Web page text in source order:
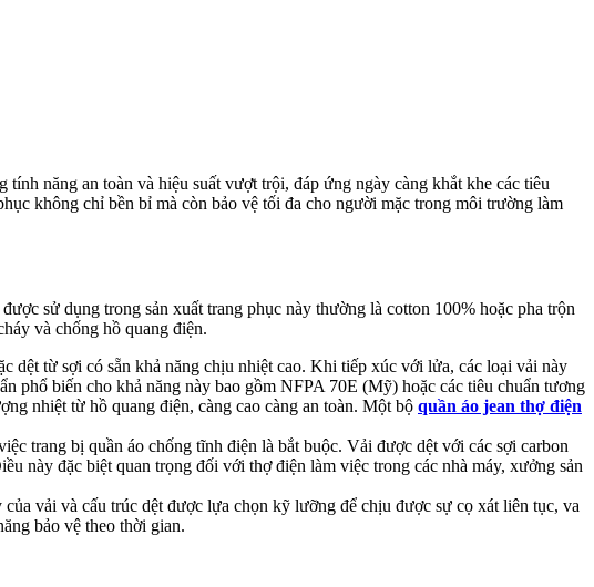
tính năng an toàn và hiệu suất vượt trội, đáp ứng ngày càng khắt khe các tiêu
không chỉ bền bỉ mà còn bảo vệ tối đa cho người mặc trong môi trường làm
sử dụng trong sản xuất trang phục này thường là cotton 100% hoặc pha trộn
và chống hồ quang điện.
dệt từ sợi có sẵn khả năng chịu nhiệt cao. Khi tiếp xúc với lửa, các loại vải này
phổ biến cho khả năng này bao gồm NFPA 70E (Mỹ) hoặc các tiêu chuẩn tương
nhiệt từ hồ quang điện, càng cao càng an toàn. Một bộ quần áo jean thợ điện
trang bị quần áo chống tĩnh điện là bắt buộc. Vải được dệt với các sợi carbon
này đặc biệt quan trọng đối với thợ điện làm việc trong các nhà máy, xưởng sản
vải và cấu trúc dệt được lựa chọn kỹ lưỡng để chịu được sự cọ xát liên tục, va
bảo vệ theo thời gian.